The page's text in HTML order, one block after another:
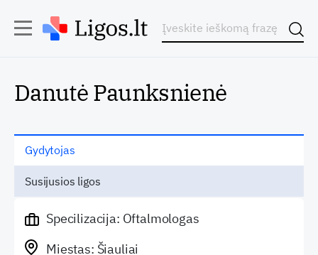
Danutė Paunksnienė
Gydytojas
Susijusios ligos
Specilizacija: Oftalmologas
Miestas: Šiauliai